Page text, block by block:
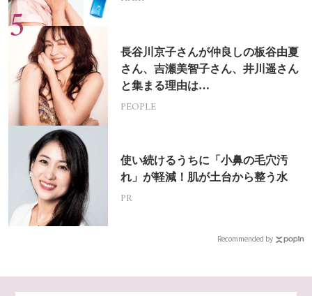
長谷川京子さんが仲良しの板谷由夏
さん、吉瀬美智子さん、井川遥さん
と集まる理由は…
PEOPLE
使い続けるうちに「小鼻の毛穴汚
れ」が軽減！肌が土台から整う水
PR
Recommended by